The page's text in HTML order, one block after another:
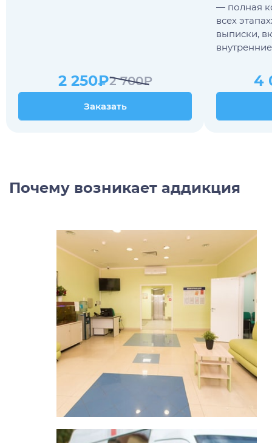
2 250₽2 700₽
Заказать
Заказать
— полная
всех
выписки,
4
Почему возникает аддикция